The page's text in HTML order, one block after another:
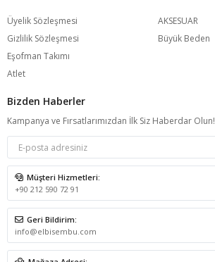
Üyelik Sözleşmesi
Gizlilik Sözleşmesi
Eşofman Takımı
Atlet
AKSESUAR
Büyük Beden
Bizden Haberler
Kampanya ve Fırsatlarımızdan İlk Siz Haberdar Olun!
Müşteri Hizmetleri:
+90 212 590 72 91
Geri Bildirim:
info@elbisembu.com